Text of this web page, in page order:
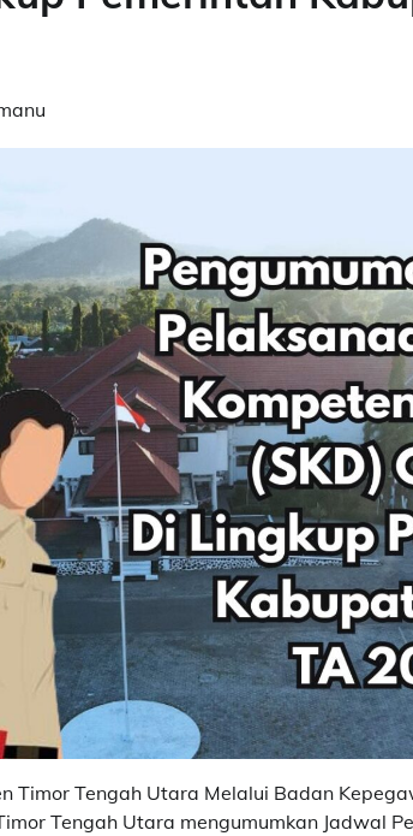
Timor Tengah Utara Melalui Badan
Tengah Utara mengumumkan Jadwal